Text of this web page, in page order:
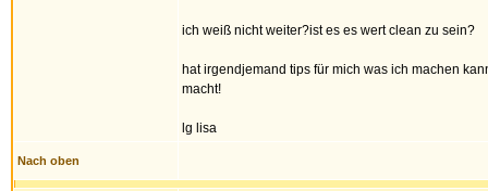
ich weiß nicht weiter?ist es es wert clean zu sein?
hat irgendjemand tips für mich was ich machen
macht!
lg lisa
Nach oben